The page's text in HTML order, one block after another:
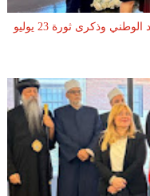
القنصلية المصرية في نيويورك تحتفي بالعيد الوطني وذكرى ثورة 23 يوليو